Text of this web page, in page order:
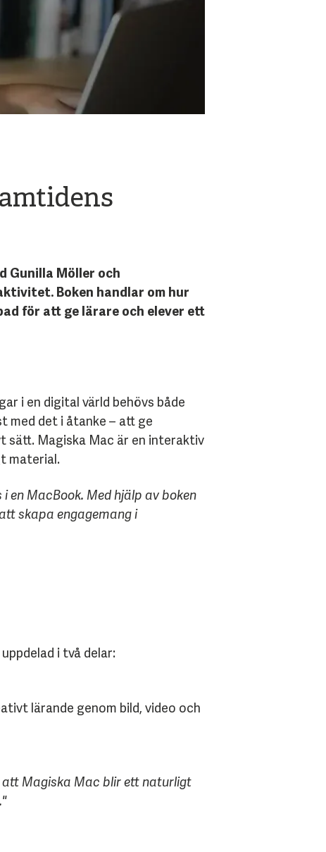
Gunilla Möller och
Boken handlar om hur
för att ge lärare och elever ett
i en digital värld behövs både
med det i åtanke – att ge
sätt. Magiska Mac är en interaktiv
material.
MacBook. Med hjälp av boken
skapa engagemang i
i två delar:
lärande genom bild, video och
att Magiska Mac blir ett naturligt